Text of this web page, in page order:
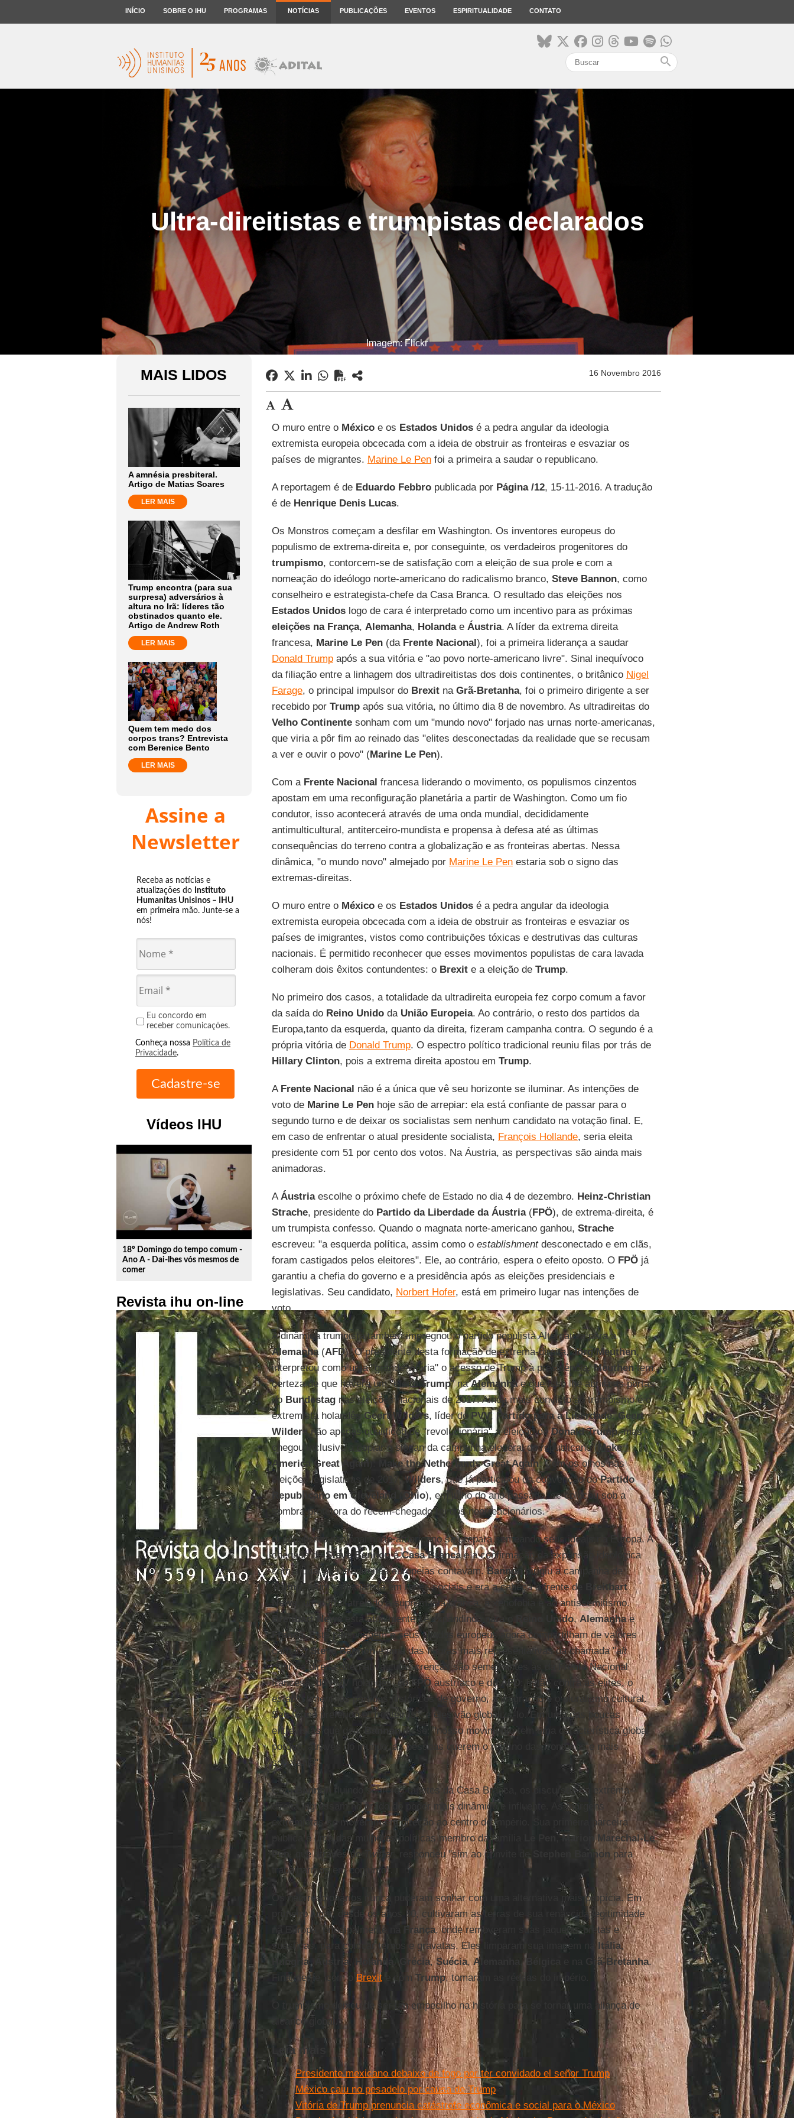
INÍCIO SOBRE O IHU PROGRAMAS NOTÍCIAS PUBLICAÇÕES EVENTOS ESPIRITUALIDADE CONTATO
search
Ultra-direitistas e trumpistas declarados
Imagem: Flickr
MAIS LIDOS
A amnésia presbiteral.
Artigo de Matias Soares
LER MAIS
Trump encontra (para sua
surpresa) adversários à
altura no Irã: líderes tão
obstinados quanto ele.
Artigo de Andrew Roth
LER MAIS
Quem tem medo dos
corpos trans? Entrevista
com Berenice Bento
LER MAIS
Assine a
Newsletter
Receba as notícias e
atualizações do Instituto
Humanitas Unisinos – IHU
em primeira mão. Junte-se a
nós!
Eu concordo em
receber comunicações.
Conheça nossa Política de
Privacidade.
Vídeos IHU
play_circle_outline
18º Domingo do tempo comum -
Ano A - Dai-lhes vós mesmos de
comer
Revista ihu on-line
16 Novembro 2016
O muro entre o Méxicoe os Estados Unidosé a pedra angular da ideologia
extremista europeia obcecada com a ideia de obstruir as fronteiras e esvaziar os
países de migrantes. Marine Le Penfoi a primeira a saudar o republicano.
A reportagem é de Eduardo Febbropublicada por Página /12, 15-11-2016. A tradução
é deHenrique Denis Lucas.
Os Monstros começam a desfilar em Washington. Os inventores europeus do
populismo de extrema-direita e, por conseguinte, os verdadeiros progenitores do
trumpismo, contorcem-se de satisfação com a eleição de sua prole e com a
nomeação do ideólogo norte-americano do radicalismo branco, Steve Bannon, como
conselheiro e estrategista-chefe da Casa Branca. O resultado das eleições nos
Estados Unidoslogo de cara é interpretado como um incentivo para as próximas
eleições na França, Alemanha, Holandae Áustria. A líder da extrema direita
francesa, Marine Le Pen(da Frente Nacional), foi a primeira liderança a saudar
Donald Trumpapós a sua vitória e "ao povo norte-americano livre". Sinal inequívoco
da filiação entre a linhagem dos ultradireitistas dos dois continentes, o britânico Nigel
Farage, o principal impulsor do Brexitna Grã-Bretanha, foi o primeiro dirigente a ser
recebido por Trumpapós sua vitória, no último dia 8 de novembro. As ultradireitas do
Velho Continentesonham com um "mundo novo" forjado nas urnas norte-americanas,
que viria a pôr fim ao reinado das "elites desconectadas da realidade que se recusam
a ver e ouvir o povo" (Marine Le Pen).
Com a Frente Nacional francesa liderando o movimento, os populismos cinzentos
apostam em uma reconfiguração planetária a partir de Washington. Como um fio
condutor, isso acontecerá através de uma onda mundial, decididamente
antimulticultural, antiterceiro-mundista e propensa à defesa até as últimas
consequências do terreno contra a globalização e as fronteiras abertas. Nessa
dinâmica, "o mundo novo" almejado por Marine Le Penestaria sob o signo das
extremas-direitas.
O muro entre o Méxicoe os Estados Unidosé a pedra angular da ideologia
extremista europeia obcecada com a ideia de obstruir as fronteiras e esvaziar os
países de imigrantes, vistos como contribuições tóxicas e destrutivas das culturas
nacionais. É permitido reconhecer que esses movimentos populistas de cara lavada
colheram dois êxitos contundentes: o Brexite a eleição de Trump.
No primeiro dos casos, a totalidade da ultradireita europeia fez corpo comum a favor
da saída do Reino Unidoda União Europeia. Ao contrário, o resto dos partidos da
Europa,tanto da esquerda, quanto da direita, fizeram campanha contra. O segundo é a
própria vitória de Donald Trump. O espectro político tradicional reuniu filas por trás de
Hillary Clinton, pois a extrema direita apostou em Trump.
A Frente Nacional não é a única que vê seu horizonte se iluminar. As intenções de
voto de Marine Le Penhoje são de arrepiar: ela está confiante de passar para o
segundo turno e de deixar os socialistas sem nenhum candidato na votação final. E,
em caso de enfrentar o atual presidente socialista, François Hollande, seria eleita
presidente com 51 por cento dos votos. Na Áustria, as perspectivas são ainda mais
animadoras.
AÁustriaescolhe o próximo chefe de Estado no dia 4 de dezembro. Heinz-Christian
Strache, presidente do Partido da Liberdade da Áustria(FPÖ), de extrema-direita, é
um trumpista confesso. Quando o magnata norte-americano ganhou, Strache
escreveu: "a esquerda política, assim como o establishmentdesconectado e em clãs,
foram castigados pelos eleitores". Ele, ao contrário, espera o efeito oposto. O FPÖjá
garantiu a chefia do governo e a presidência após as eleições presidenciais e
legislativas. Seu candidato, Norbert Hofer, está em primeiro lugar nas intenções de
voto.
A dinâmica trumpista também impregnou o partido populista Alternativa para a
Alemanha(AFD). O presidente desta formação de extrema-direita,Jörg Meuthen,
interpretou como uma "grande vitória" o acesso de Trump à presidência.Meuthentem
certeza de que haverá um "efeitoTrump" naAlemanhae que isso lhe abrirá as portas
do Bundestagnas eleições nacionais de 2017. Ainda mais convicto ao trumpismo é o
extremista holandêsGeert Wilders, líder do PVV,Partido para a Liberdade.Geert
Wildersnão apenas qualificou de "revolucionária" a eleição deDonald Trump, mas
chegou inclusive a copiar o slogan da campanha eleitoral do republicano (Make
America Great Again ): Make the Netherlands Great Again. Com os olhos nas
eleições legislativas de 2017, Wilders, que já participou da convenção doPartido
Republicano em Cleveland
Ohio), em julho do ano passado, se colocou sob a
sombra protetora do recém-chegado rei dos neorreacionários.
O populismo nacional norte-americano se prepara semeando seus ideais na Europa. A
chegada deSteve BannonàCasa Brancaé a confirmação da expansão ideológica
com a qual as ultradireitas europeias contavam.Bannon dirigiu a campanha de
Trump, é um especialista em redes sociais e era a cabeça à frente de
Breitbart
News
, um portal atrelado à supremacia branca, à xenofobia e ao antissemitismo.
Breitbart Newsestá atualmente se expandindo para o Reino Unido,Alemanhae
França. Este personagem e seus aliados europeus agora compartilham de valores
carnais.Steve Bannoné uma das figuras mais representativas da chamada "alt
right", a direita alternativa cujas crenças são semelhantes às da Frente Nacional
francesa, do PVV holandês, doFPÖaustríaco e do AFD
: estão contra as elites, o
establishment , os partidos históricos de governo, a imigração e o pluralismo cultural.
Seu termo preferido é "fronteiras"; e eles vão globalizá-lo. Em uma das poucas
entrevistas que deu,Bannondisse: "nosso movimento tem uma característica global
porque, através do mundo, as pessoas querem o retorno das fronteiras e mais
soberania".
ComBannon
fluindo sobre os tapetes da Casa Branca, os discursos da extrema-
direita ingressam no prado do poder mais dinâmico e influente. As margens
extremistas se moveram em direção ao centro do império. Sua primeira parceira
pública é uma das mulheres políticas membro da família
,Marion Marechal-Le
Pen
, que através do Twitter , respondeu "sim ao convite de Stephen Bannonpara
trabalharmos em conjunto".
Os neorreacionários nunca puderam sonhar com uma alternativa mais propícia. Em
primeiro lugar, desde os anos 80, cultivaram as terras de sua renascida legitimidade
na Europa, principalmente na
França, onde removeram suas jaquetas pretas e
suásticas, para colocar ternos e gravatas. Eles limparam sua imagem na Itália,
Hungria, Áustria Holanda , Grécia,Suécia,Alemanha , Grã-Bretanha.
Finalmente, com o Brexite com Trump, tomaram as rédeas do império.
O trumpismo deixou de ser um empecilho na história para se tornar uma aliança de
alcance global.
Leia mais
Presidente mexicano debaixo de fogo por ter convidado el señor Trump
México caiu no pesadelo por causa de Trump
Vitória de Trump prenuncia catástrofe econômica e social para o México